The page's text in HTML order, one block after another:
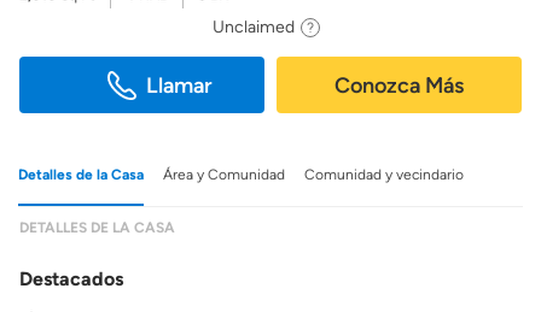
Unclaimed
Llamar Conozca Más
Detalles de la Casa Área y Comunidad Comunidad y vecindario
DETALLES DE LA CASA
Destacados